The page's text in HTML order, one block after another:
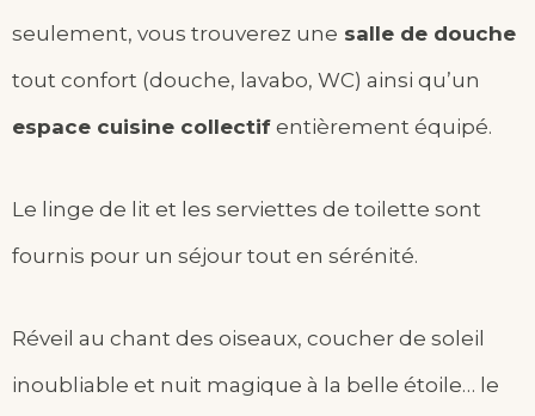
seulement, vous trouverez une salle de douche
tout confort (douche, lavabo, WC) ainsi qu’un
espace cuisine collectif entièrement équipé.
Le linge de lit et les serviettes de toilette sont
fournis pour un séjour tout en sérénité.
Réveil au chant des oiseaux, coucher de soleil
inoubliable et nuit magique à la belle étoile… le